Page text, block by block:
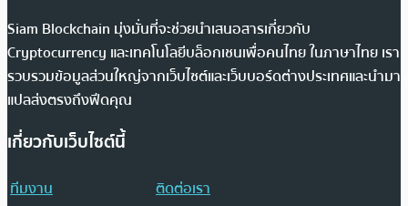
Siam Blockchain มุ่งมั่นที่จะช่วยนำเสนอสารเกี่ยวกับ
Cryptocurrency และเทคโนโลยีบล็อกเชนเพื่อคนไทย ในภาษาไทย เรา
รวบรวมข้อมูลส่วนใหญ่จากเว็บไซต์และเว็บบอร์ดต่างประเทศและนำมา
แปลส่งตรงถึงฟีดคุณ
เกี่ยวกับเว็บไซต์นี้
ทีมงาน
ติดต่อเรา